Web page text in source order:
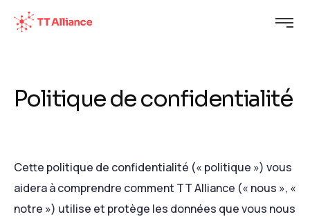
Politique de confidentialité
Cette politique de confidentialité (« politique ») vous
aidera à comprendre comment TT Alliance (« nous », «
notre ») utilise et protège les données que vous nous